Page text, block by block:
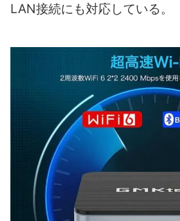
LAN接続にも対応している。